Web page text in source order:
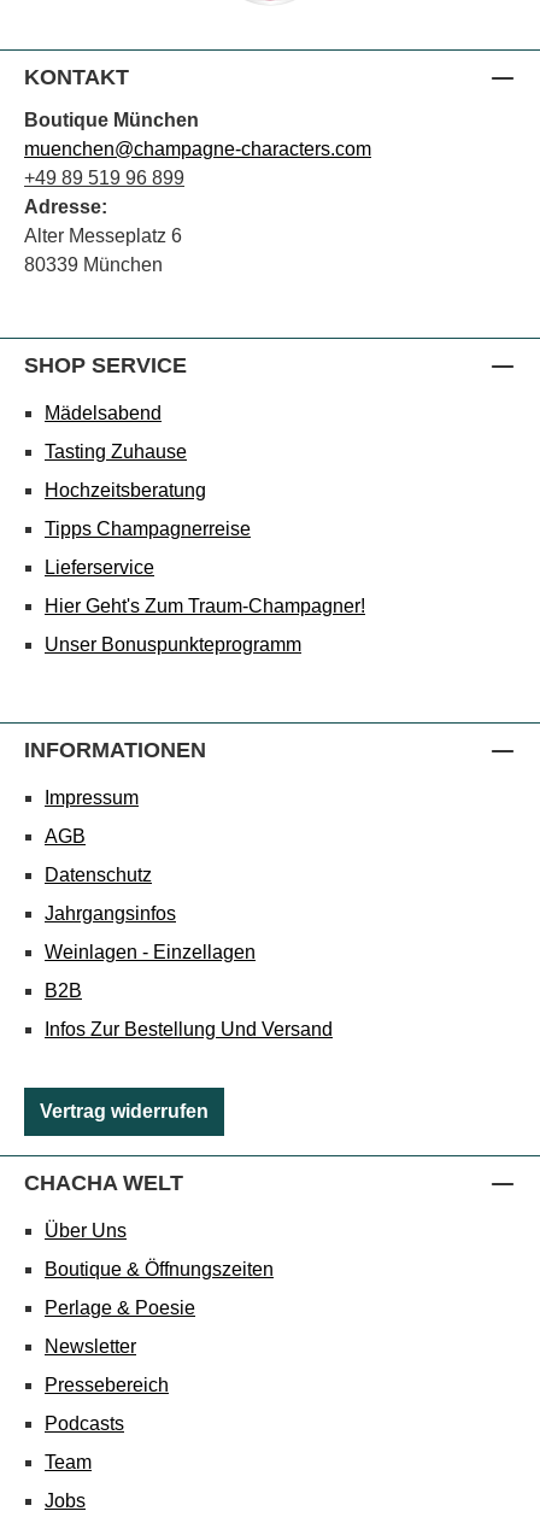
KONTAKT
Boutique München
muenchen@champagne-characters.com
+49 89 519 96 899
Adresse:
Alter Messeplatz 6
80339 München
SHOP SERVICE
Mädelsabend
Tasting Zuhause
Hochzeitsberatung
Tipps Champagnerreise
Lieferservice
Hier Geht's Zum Traum-Champagner!
Unser Bonuspunkteprogramm
INFORMATIONEN
Impressum
AGB
Datenschutz
Jahrgangsinfos
Weinlagen - Einzellagen
B2B
Infos Zur Bestellung Und Versand
Vertrag widerrufen
CHACHA WELT
Über Uns
Boutique & Öffnungszeiten
Perlage & Poesie
Newsletter
Pressebereich
Podcasts
Team
Jobs